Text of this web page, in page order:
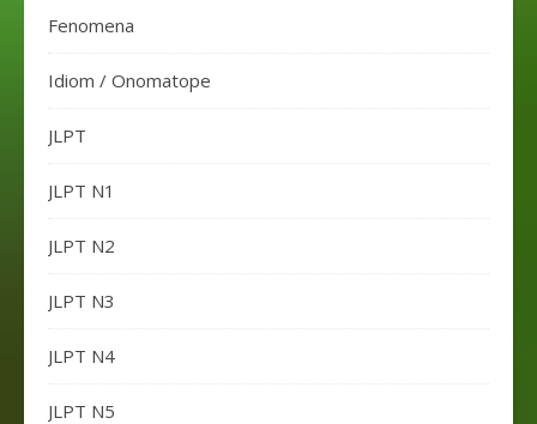
Fenomena
Idiom / Onomatope
JLPT
JLPT N1
JLPT N2
JLPT N3
JLPT N4
JLPT N5